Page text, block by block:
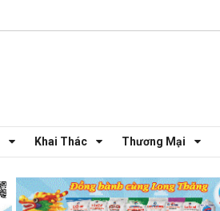
Khai Thác Thương Mại